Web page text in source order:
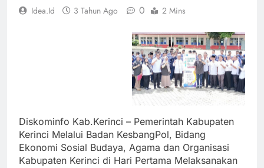
Idea.id 3 Tahun Ago 0 2 Mins
Diskominfo Kab.Kerinci – Pemerintah Kabupaten
Kerinci Melalui Badan KesbangPol, Bidang
Ekonomi Sosial Budaya, Agama dan Organisasi
Kabupaten Kerinci di Hari Pertama Melaksanakan